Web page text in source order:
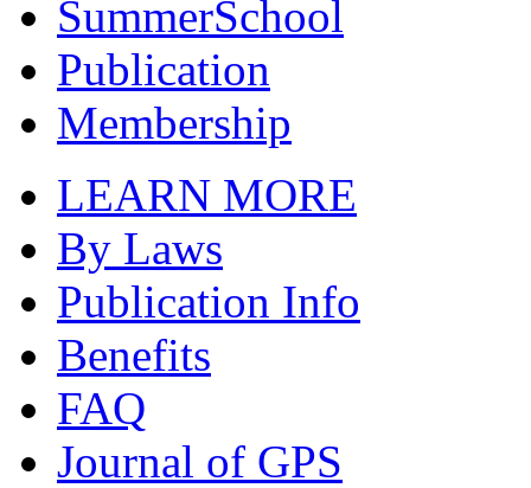
SummerSchool
Publication
Membership
LEARN MORE
By Laws
Publication Info
Benefits
FAQ
Journal of GPS